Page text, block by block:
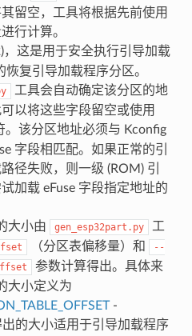
留空，工具将根据先前使用
行计算。
，这是用于安全执行引导加载
恢复引导加载程序分区。
工具会自动确定该分区的地
以将这些字段留空或使用
。该分区地址必须与 Kconfig
字段相匹配。如果正常的引
径失败，则一级 (ROM) 引
加载 eFuse 字段指定地址的
大小由
gen_esp32part.py
工
（分区表偏移量）和
--
参数计算得出。具体来
大小定义为
-
的大小适用于引导加载程序